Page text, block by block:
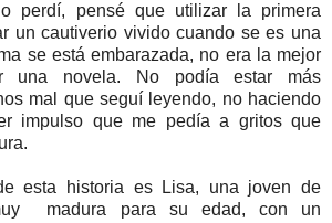
perdí, pensé que utilizar la primera
un cautiverio vivido cuando se es una
se está embarazada, no era la mejor
una novela. No podía estar más
mal que seguí leyendo, no haciendo
impulso que me pedía a gritos que
esta historia es Lisa, una joven de
madura para su edad, con un